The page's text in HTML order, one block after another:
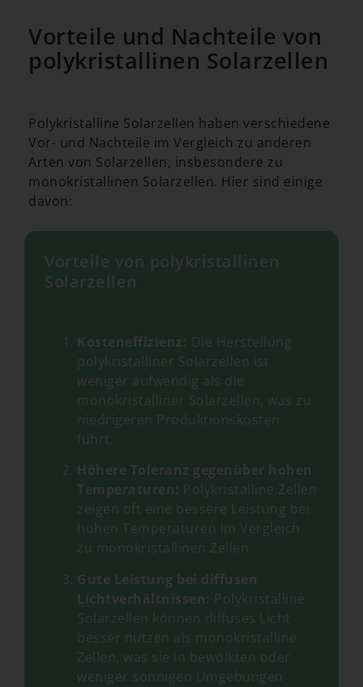
Vorteile und Nachteile von
polykristallinen Solarzellen
Polykristalline Solarzellen haben verschiedene
Vor- und Nachteile im Vergleich zu anderen
Arten von Solarzellen, insbesondere zu
monokristallinen Solarzellen. Hier sind einige
davon:
Vorteile von polykristallinen
Solarzellen
Kosteneffizienz: Die Herstellung
polykristalliner Solarzellen ist
weniger aufwendig als die
monokristalliner Solarzellen, was zu
niedrigeren Produktionskosten
führt.
Höhere Toleranz gegenüber hohen
Temperaturen: Polykristalline Zellen
zeigen oft eine bessere Leistung bei
hohen Temperaturen im Vergleich
zu monokristallinen Zellen.
Gute Leistung bei diffusen
Lichtverhältnissen: Polykristalline
Solarzellen können diffuses Licht
besser nutzen als monokristalline
Zellen, was sie in bewölkten oder
weniger sonnigen Umgebungen